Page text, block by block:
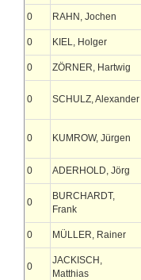
0 RAHN, Jochen
0 KIEL, Holger
0 ZÖRNER, Hartwig
0 SCHULZ, Alexander
0 KUMROW, Jürgen
0 ADERHOLD, Jörg
0
BURCHARDT,
Frank
0 MÜLLER, Rainer
0
JACKISCH,
Matthias